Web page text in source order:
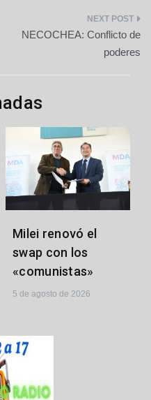
NECOCHEA: Conflicto de
poderes
Milei renovó el
swap con los
«comunistas»
5 de agosto de 2026